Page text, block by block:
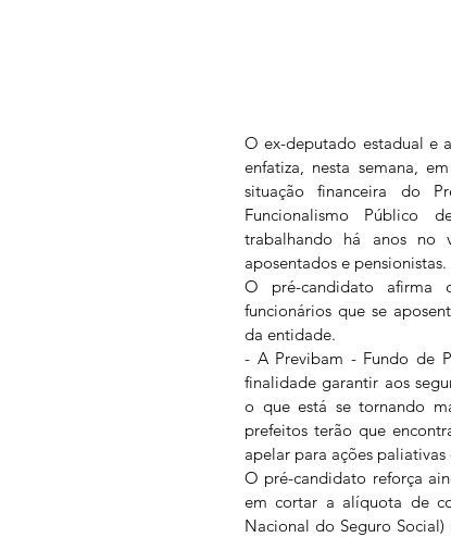
O ex-deputado estadual e
enfatiza, nesta semana,
situação financeira do
Funcionalismo Público
trabalhando há anos no
aposentados e pensionistas.
O pré-candidato
funcionários que se
da entidade.
- A Previbam - Fundo de
finalidade garantir aos
o que está se tornando
prefeitos terão que
apelar para ações
O pré-candidato reforça
em cortar a alíquota de
Nacional do Seguro